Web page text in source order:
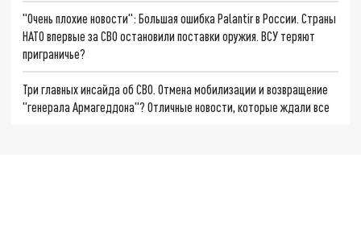
"Очень плохие новости": Большая ошибка Palantir в России. Страны
НАТО впервые за СВО остановили поставки оружия. ВСУ теряют
приграничье?
Три главных инсайда об СВО. Отмена мобилизации и возвращение
"генерала Армагеддона"? Отличные новости, которые ждали все